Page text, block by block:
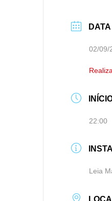
DATA
02/09/
22:00
Leia